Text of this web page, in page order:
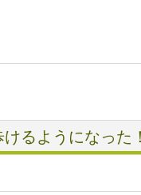
るようになった